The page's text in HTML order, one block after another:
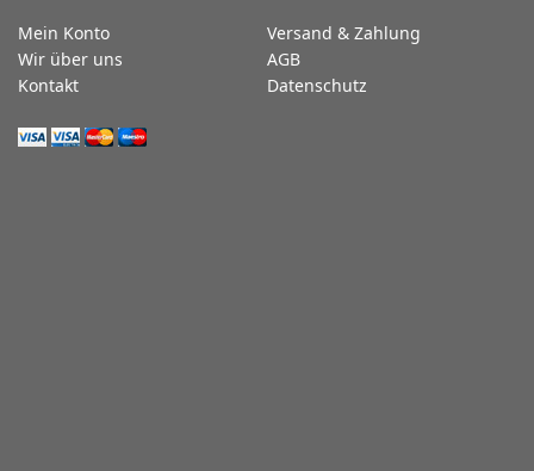
Mein Konto
Wir über uns
Kontakt
Versand & Zahlung
AGB
Datenschutz